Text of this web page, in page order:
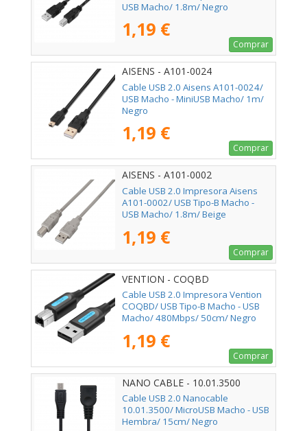
USB Macho/ 1.8m/ Negro
1,19 €
Comprar
AISENS - A101-0024
Cable USB 2.0 Aisens A101-0024/
USB Macho - MiniUSB Macho/ 1m/
Negro
1,19 €
Comprar
AISENS - A101-0002
Cable USB 2.0 Impresora Aisens
A101-0002/ USB Tipo-B Macho -
USB Macho/ 1.8m/ Beige
1,19 €
Comprar
VENTION - COQBD
Cable USB 2.0 Impresora Vention
COQBD/ USB Tipo-B Macho - USB
Macho/ 480Mbps/ 50cm/ Negro
1,19 €
Comprar
NANO CABLE - 10.01.3500
Cable USB 2.0 Nanocable
10.01.3500/ MicroUSB Macho - USB
Hembra/ 15cm/ Negro